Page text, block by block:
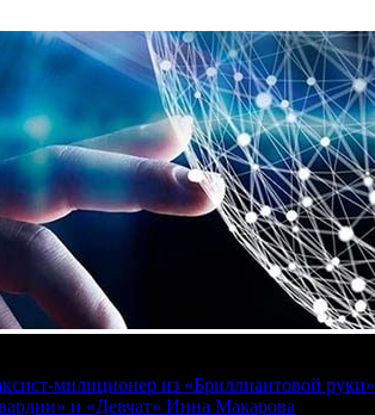
милиционер из «Бриллиантовой руки»
и «Девчат» Инна Макарова